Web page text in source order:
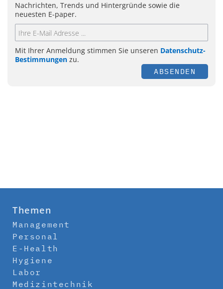
Nachrichten, Trends und Hintergründe sowie die
neuesten E-paper.
Mit Ihrer Anmeldung stimmen Sie unseren Datenschutz-
Bestimmungen zu.
ABSENDEN
Themen
Management
Personal
E-Health
Hygiene
Labor
Medizintechnik